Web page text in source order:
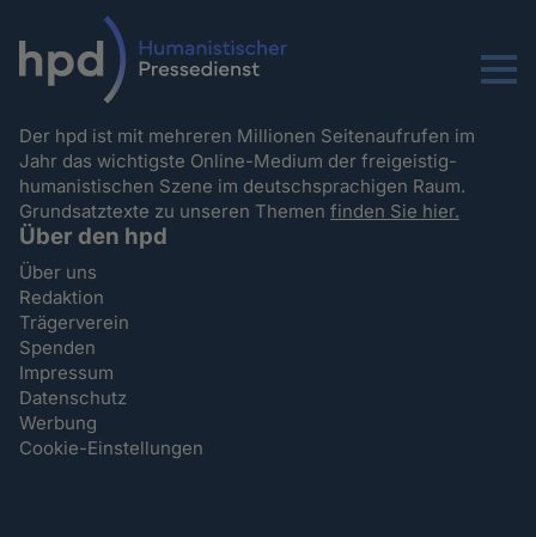
Menu
Der hpd ist mit mehreren Millionen Seitenaufrufen im
Jahr das wichtigste Online-Medium der freigeistig-
humanistischen Szene im deutschsprachigen Raum.
Grundsatztexte zu unseren Themenfinden Sie hier.
Über den hpd
Über uns
Redaktion
Trägerverein
Spenden
Impressum
Datenschutz
Werbung
Cookie-Einstellungen